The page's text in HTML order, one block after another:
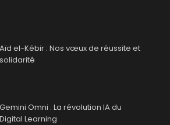
Aïd el-Kébir : Nos vœux de réussite et
solidarité
Gemini Omni : La révolution IA du
Digital Learning